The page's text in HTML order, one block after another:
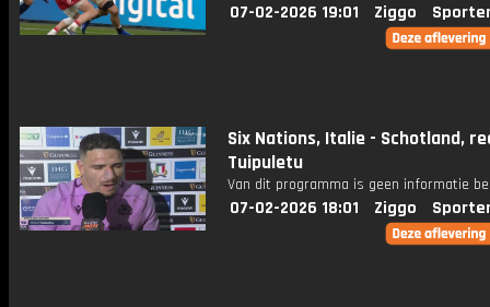
07-02-2026 19:01 Ziggo
Six Nations, Italie - Schotland,
Tuipuletu
Van dit programma is geen informatie
07-02-2026 18:01 Ziggo